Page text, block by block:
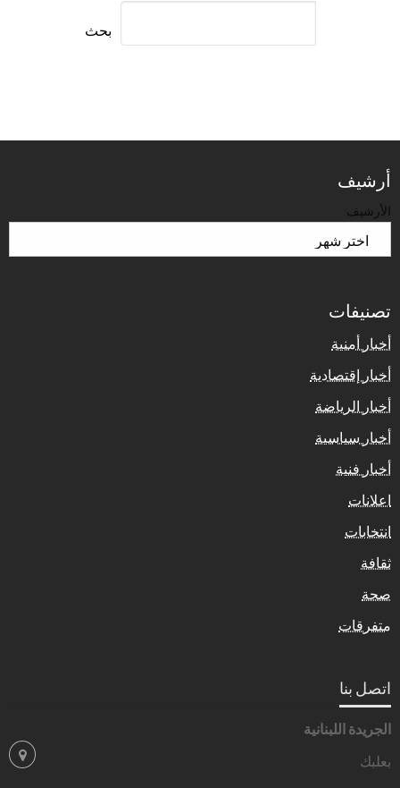
بحث
أرشيف
الأرشيف
تصنيفات
أخبار أمنية
أخبار إقتصادية
أخبار الرياضة
أخبار سياسية
أخبار فنية
اعلانات
انتخابات
ثقافة
صحة
متفرقات
اتصل بنا
الجريدة اللبنانية
بعلبك